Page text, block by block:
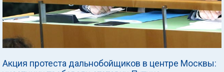
Акция протеста дальнобойщиков в центре Москвы: